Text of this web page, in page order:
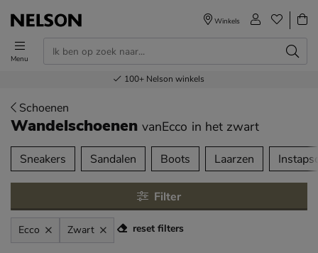
Menu
Winkels
Voor 23.00u besteld,volgende dag in huis
Gratisverzending en retour
Bestel nu,betaal later
100+ Nelson winkels
Schoenen
Wandelschoenen vanEcco in het zwart
over
Sneakers Sandalen Boots Laarzen
Filter
Ecco Zwart reset filters